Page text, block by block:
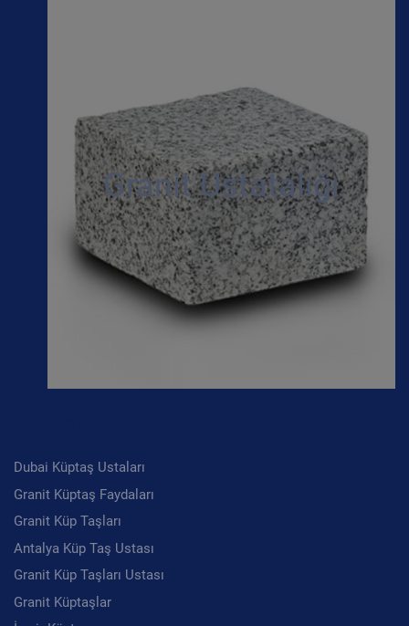
Granit Ustatalığı
Dubai Küptaş Ustaları
Granit Küptaş Faydaları
Granit Küp Taşları
Antalya Küp Taş Ustası
Granit Küp Taşları Ustası
Granit Küptaşlar